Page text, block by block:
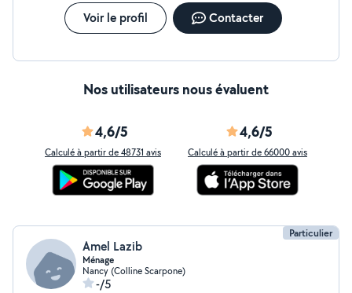
Voir le profil Contacter
Nos utilisateurs nous évaluent
4,6/5
Calculé à partir de 48731 avis
4,6/5
Calculé à partir de 66000 avis
Particulier
Amel Lazib
Ménage
Nancy (Colline Scarpone)
-/5